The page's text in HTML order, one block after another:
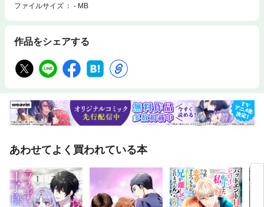
ファイルサイズ
- MB
作品をシェアする
あわせてよく買われている本